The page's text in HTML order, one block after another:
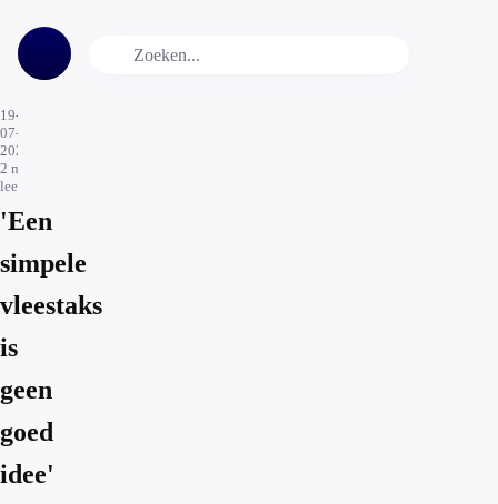
19-
07-
2021
2 min.
leestijd
'Een
simpele
vleestaks
is
geen
goed
idee'